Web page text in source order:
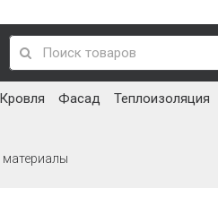
Кровля Фасад Теплоизоляция